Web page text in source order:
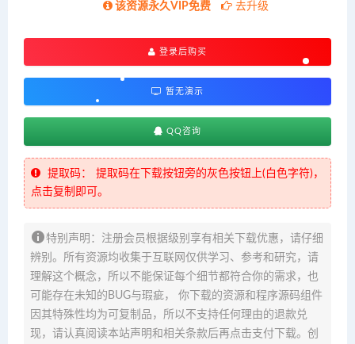
该资源永久VIP免费 去升级
登录后购买
暂无演示
QQ咨询
提取码：
提取码在下载按钮旁的灰色按钮上(白色字符)，
点击复制即可。
特别声明：注册会员根据级别享有相关下载优惠，请仔细
辨别。所有资源均收集于互联网仅供学习、参考和研究，请
理解这个概念，所以不能保证每个细节都符合你的需求，也
可能存在未知的BUG与瑕疵， 你下载的资源和程序源码组件
因其特殊性均为可复制品，所以不支持任何理由的退款兑
现，请认真阅读本站声明和相关条款后再点击支付下载。创